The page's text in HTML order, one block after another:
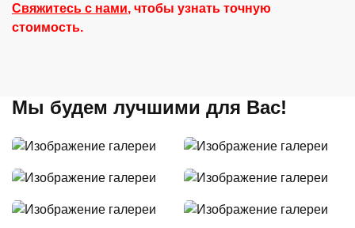
Свяжитесь с нами, чтобы узнать точную
стоимость.
Мы будем лучшими для Вас!